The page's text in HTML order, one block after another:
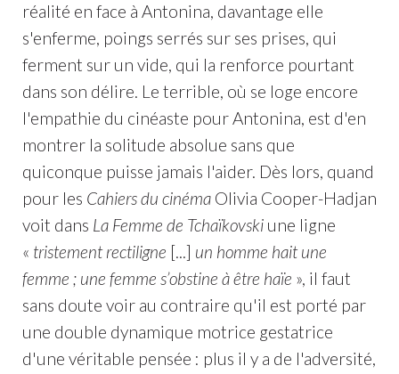
réalité en face à Antonina, davantage elle
s'enferme, poings serrés sur ses prises, qui
ferment sur un vide, qui la renforce pourtant
dans son délire. Le terrible, où se loge encore
l'empathie du cinéaste pour Antonina, est d'en
montrer la solitude absolue sans que
quiconque puisse jamais l'aider. Dès lors, quand
pour les Cahiers du cinémaOlivia Cooper-Hadjan
voit dans La Femme de Tchaïkovskiune ligne
« tristement rectiligne [...] un homme hait une
femme ; une femme s’obstine à être haïe », il faut
sans doute voir au contraire qu'il est porté par
une double dynamique motrice gestatrice
d'une véritable pensée : plus il y a de l'adversité,